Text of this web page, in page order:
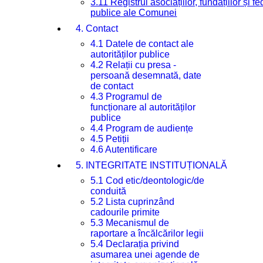
3.11 Registrul asociațiilor, fundațiilor și
publice ale Comunei
4. Contact
4.1 Datele de contact ale
autorităților publice
4.2 Relații cu presa -
persoană desemnată, date
de contact
4.3 Programul de
funcționare al autorităților
publice
4.4 Program de audiențe
4.5 Petiții
4.6 Autentificare
5. INTEGRITATE INSTITUȚIONALĂ
5.1 Cod etic/deontologic/de
conduită
5.2 Lista cuprinzând
cadourile primite
5.3 Mecanismul de
raportare a încălcărilor legii
5.4 Declarația privind
asumarea unei agende de